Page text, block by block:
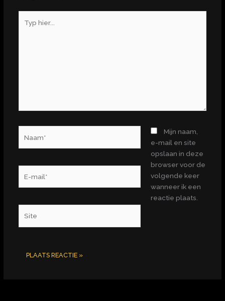
hier...
mail*
Mijn naam,
e-mail en site
opslaan in deze
browser voor de
volgende keer
wanneer ik een
reactie plaats.